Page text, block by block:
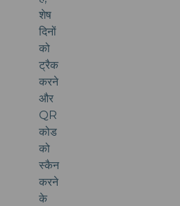
शेष
दिनों
को
ट्रैक
करने
और
QR
कोड
को
स्कैन
करने
के